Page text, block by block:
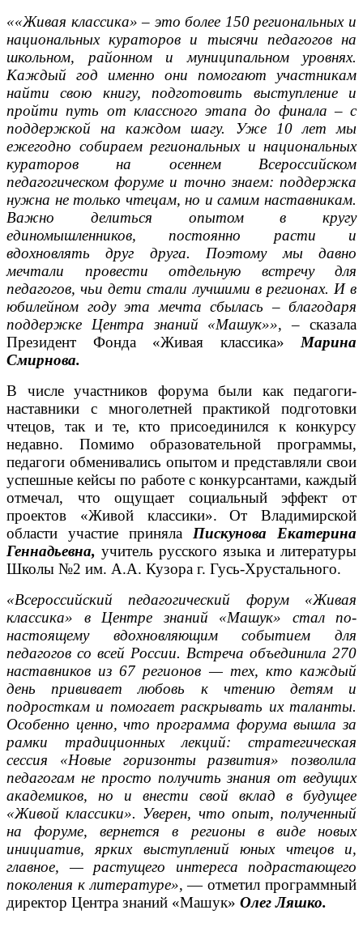
««Живая классика» – это более 150 региональных и
национальных кураторов и тысячи педагогов на
школьном, районном и муниципальном уровнях.
Каждый год именно они помогают участникам
найти свою книгу, подготовить выступление и
пройти путь от классного этапа до финала – с
поддержкой на каждом шагу. Уже 10 лет мы
ежегодно собираем региональных и национальных
кураторов на осеннем Всероссийском
педагогическом форуме и точно знаем: поддержка
нужна не только чтецам, но и самим наставникам.
Важно делиться опытом в кругу
единомышленников, постоянно расти и
вдохновлять друг друга. Поэтому мы давно
мечтали провести отдельную встречу для
педагогов, чьи дети стали лучшими в регионах. И в
юбилейном году эта мечта сбылась – благодаря
поддержке Центра знаний «Машук»», – сказала
Президент Фонда «Живая классика» Марина
Смирнова.
В числе участников форума были как педагоги-
наставники с многолетней практикой подготовки
чтецов, так и те, кто присоединился к конкурсу
недавно. Помимо образовательной программы,
педагоги обменивались опытом и представляли свои
успешные кейсы по работе с конкурсантами, каждый
отмечал, что ощущает социальный эффект от
проектов «Живой классики».
От Владимирской
области участие приняла Пискунова Екатерина
Геннадьевна, учитель русского языка и литературы
Школы №2 им. А.А. Кузора г. Гусь-Хрустального.
«Всероссийский педагогический форум «Живая
классика» в Центре знаний «Машук» стал по-
настоящему вдохновляющим событием для
педагогов со всей России. Встреча объединила 270
наставников из 67 регионов — тех, кто каждый
день прививает любовь к чтению детям и
подросткам и помогает раскрывать их таланты.
Особенно ценно, что программа форума вышла за
рамки традиционных лекций: стратегическая
сессия «Новые горизонты развития» позволила
педагогам не просто получить знания от ведущих
академиков, но и внести свой вклад в будущее
«Живой классики». Уверен, что опыт, полученный
на форуме, вернется в регионы в виде новых
инициатив, ярких выступлений юных чтецов и,
главное, — растущего интереса подрастающего
поколения к литературе», — отметил программный
директор Центра знаний «Машук» Олег Ляшко.